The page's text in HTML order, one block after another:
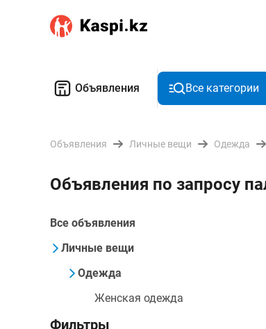
Объявления Все категории
Объявления Личные вещи Одежда
Объявления по запросу
Все объявления
Личные вещи
Одежда
Женская одежда
Фильтры